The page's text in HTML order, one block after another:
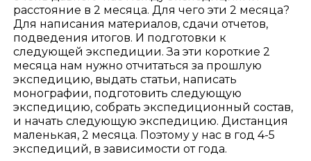
расстояние в 2 месяца. Для чего эти 2 месяца?
Для написания материалов, сдачи отчетов,
подведения итогов. И подготовки к
следующей экспедиции. За эти короткие 2
месяца нам нужно отчитаться за прошлую
экспедицию, выдать статьи, написать
монографии, подготовить следующую
экспедицию, собрать экспедиционный состав,
и начать следующую экспедицию. Дистанция
маленькая, 2 месяца. Поэтому у нас в год 4-5
экспедиций, в зависимости от года.